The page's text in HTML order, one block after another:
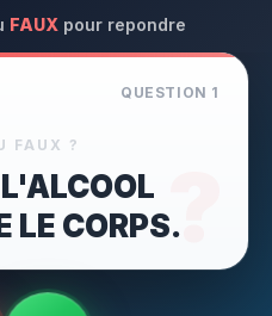
FAUX pour repondre
?
QUESTION1
FAUX ?
LE CORPS.